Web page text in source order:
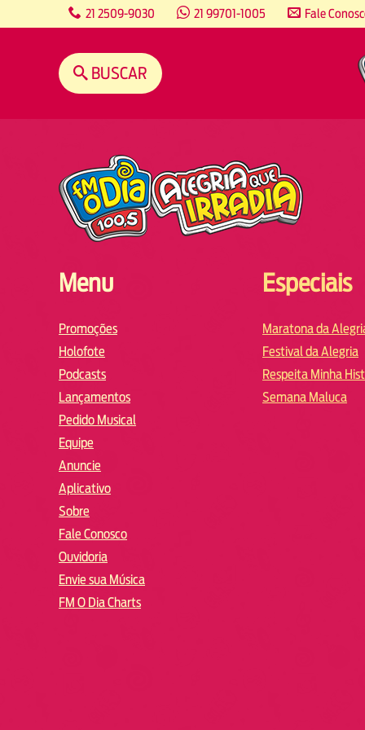
21 2509-9030 21 99701-1005 Fale
BUSCAR
Menu
Promoções
Holofote
Podcasts
Lançamentos
Pedido Musical
Equipe
Anuncie
Aplicativo
Sobre
Fale Conosco
Ouvidoria
Envie sua Música
FM O Dia Charts
Especiais
Maratona da
Festival da Alegria
Respeita Minha
Semana Maluca